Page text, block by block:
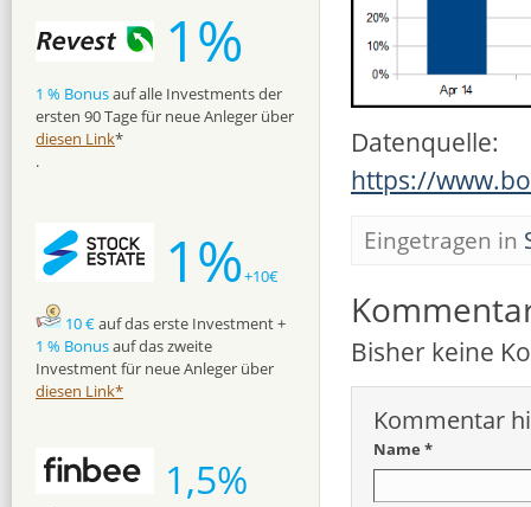
Datenquelle:
https://
Eingetragen in
Bisher keine
Kommentar
Name *
1%
1 % Bonusauf alle Investments der
ersten 90 Tage für neue Anleger über
diesen Link*
.
1%+10€
10 €auf das erste Investment +
1 % Bonusauf das zweite
Investment für neue Anleger über
diesen Link*
1,5%